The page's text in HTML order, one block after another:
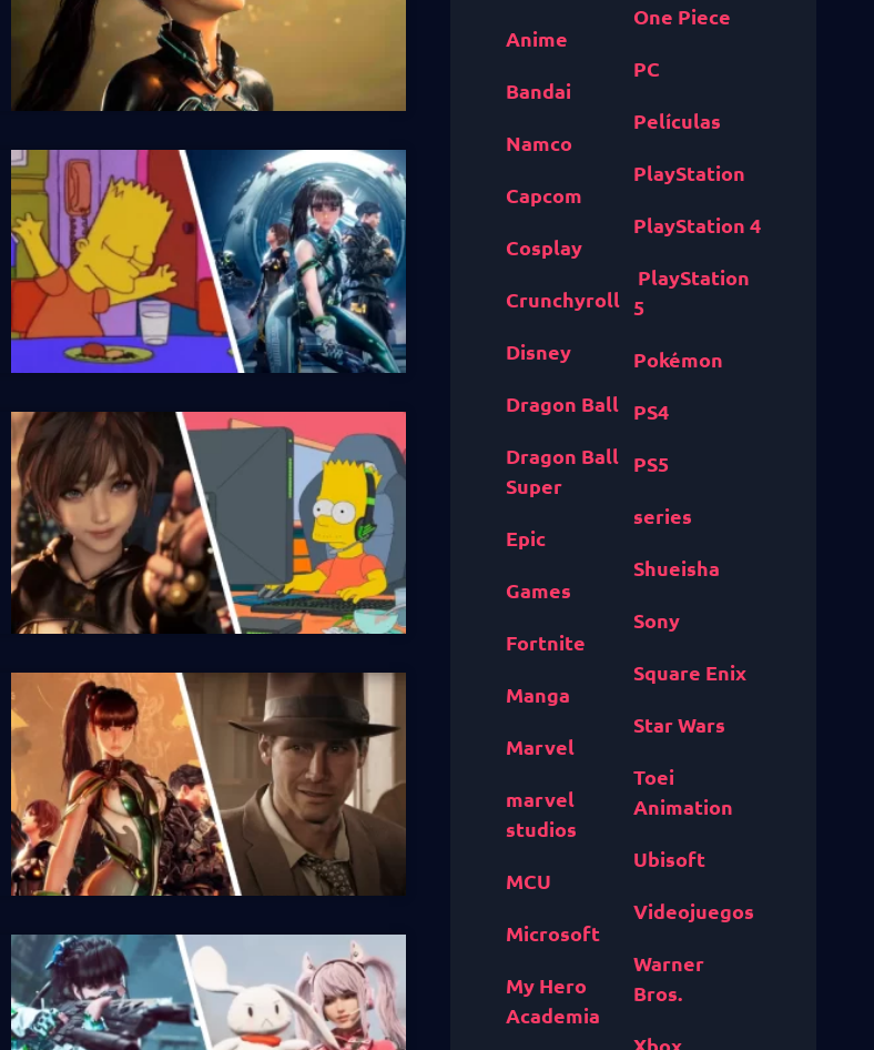
Anime
Bandai
Namco
Capcom
Cosplay
Crunchyroll
Disney
Dragon Ball
Dragon Ball
Super
Epic
Games
Fortnite
Manga
Marvel
marvel
studios
MCU
Microsoft
My Hero
Academia
One Piece
PC
Películas
PlayStation
PlayStation 4
PlayStation
5
Pokémon
PS4
PS5
series
Shueisha
Sony
Square Enix
Star Wars
Toei
Animation
Ubisoft
Videojuegos
Warner
Bros.